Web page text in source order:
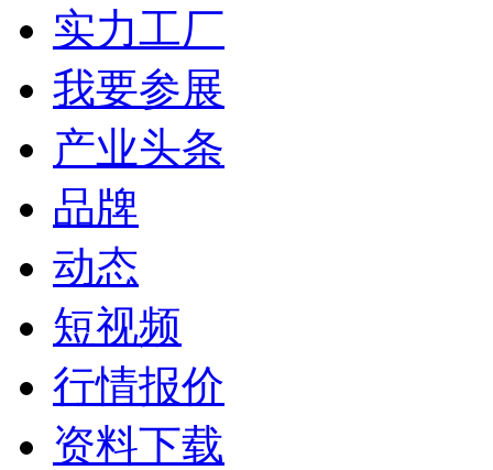
实力工厂
我要参展
产业头条
品牌
动态
短视频
行情报价
资料下载